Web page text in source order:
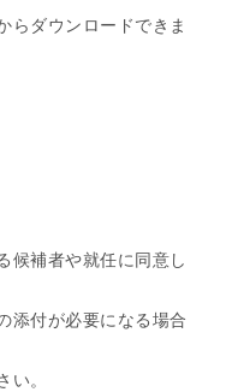
らダウンロードできま
候補者や就任に同意し
添付が必要になる場合
。